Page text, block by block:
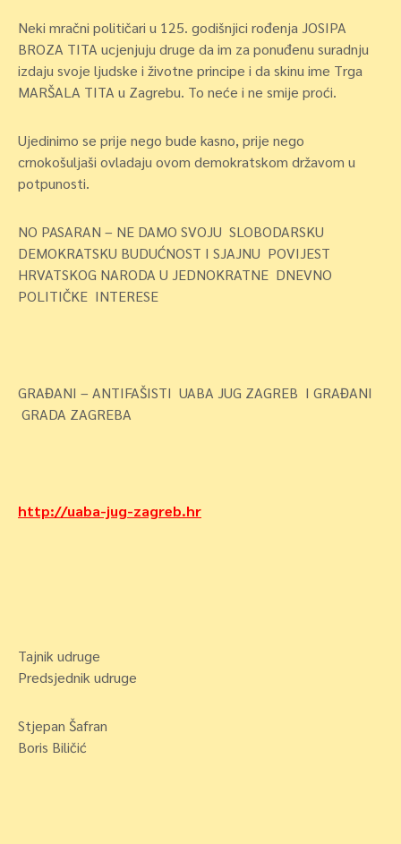
Neki mračni političari u 125. godišnjici rođenja JOSIPA
BROZA TITA ucjenjuju druge da im za ponuđenu suradnju
izdaju svoje ljudske i životne principe i da skinu ime Trga
MARŠALA TITA u Zagrebu. To neće i ne smije proći.
Ujedinimo se prije nego bude kasno, prije nego
crnokošuljaši ovladaju ovom demokratskom državom u
potpunosti.
NO PASARAN – NE DAMO SVOJU SLOBODARSKU
DEMOKRATSKU BUDUĆNOST I SJAJNU POVIJEST
HRVATSKOG NARODA U JEDNOKRATNE DNEVNO
POLITIČKE INTERESE
GRAĐANI – ANTIFAŠISTI UABA JUG ZAGREB I GRAĐANI
GRADA ZAGREBA
http://uaba-jug-zagreb.hr
Tajnik udruge
Predsjednik udruge
Stjepan Šafran
Boris Biličić